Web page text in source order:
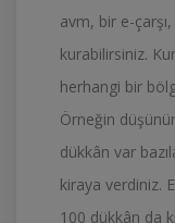
avm, bir e-
kurabilirsiniz.
herhangi bir
Örneğin
dükkân var
kiraya verdiniz.
100 dükkân da